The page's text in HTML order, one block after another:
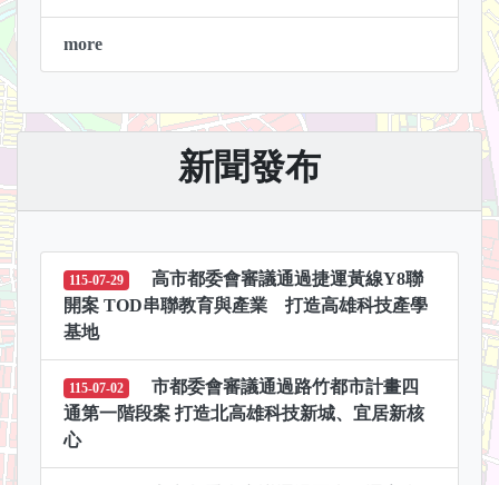
more
新聞發布
115-07-29
高市都委會審議通過捷運黃線Y8聯
開案 TOD串聯教育與產業 打造高雄科技產學
基地
115-07-02
市都委會審議通過路竹都市計畫四
通第一階段案 打造北高雄科技新城、宜居新核
心